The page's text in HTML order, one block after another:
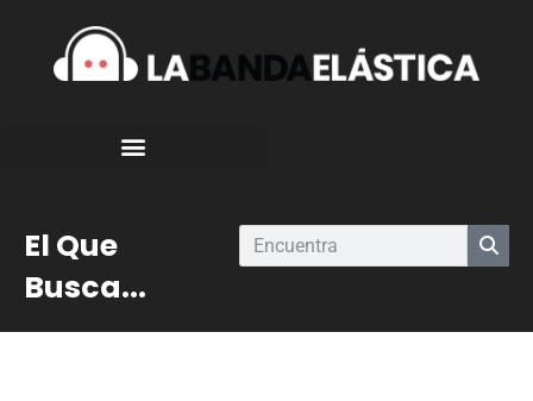
El Que
Busca...